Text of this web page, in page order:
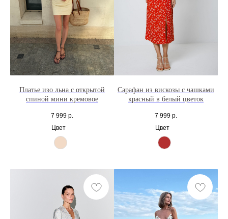
Платье изо льна с открытой
спиной мини кремовое
7 999 р.
Цвет
Сарафан из вискозы с чашками
красный в белый цветок
7 999 р.
Цвет